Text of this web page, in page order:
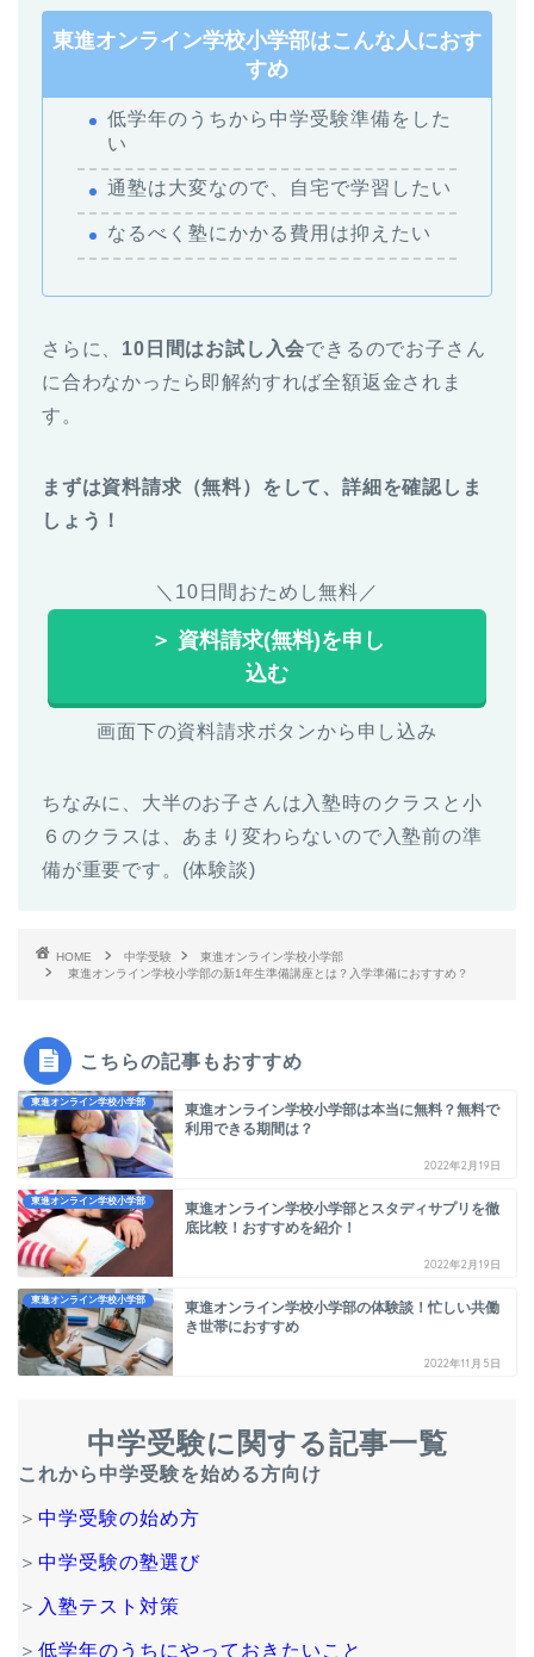
東進オンライン学校小学部はこんな人におす
すめ
低学年のうちから中学受験準備をした
い
通塾は大変なので、自宅で学習したい
なるべく塾にかかる費用は抑えたい
さらに、 10日間はお試し入会できるのでお子さん
に合わなかったら即解約すれば全額返金されま
す。
まずは資料請求（無料）をして、詳細を確認しま
しょう！
＼10日間おためし無料／
＞ 資料請求(無料)を申し
込む
画面下の資料請求ボタンから申し込み
ちなみに、大半のお子さんは入塾時のクラスと小
６のクラスは、あまり変わらないので入塾前の準
備が重要です。(体験談)
HOME 中学受験
東進オンライン学校小学部
東進オンライン学校小学部の新1年生準備講座とは？入学準備におすすめ？
こちらの記事もおすすめ
東進オンライン学校小学部
東進オンライン学校小学部は本当に無料？無料で
利用できる期間は？
2022年2月19日
東進オンライン学校小学部
東進オンライン学校小学部とスタディサプリを徹
底比較！おすすめを紹介！
2022年2月19日
東進オンライン学校小学部
東進オンライン学校小学部の体験談！忙しい共働
き世帯におすすめ
2022年11月5日
中学受験に関する記事一覧
これから中学受験を始める方向け
＞ 中学受験の始め方
＞ 中学受験の塾選び
＞ 入塾テスト対策
＞ 低学年のうちにやっておきたいこと